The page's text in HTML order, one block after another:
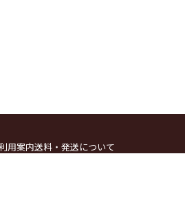
用案内送料・発送について
をみる